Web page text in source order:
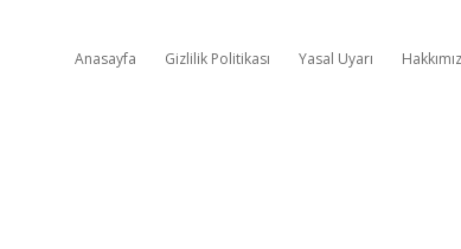
Anasayfa Gizlilik Politikası Yasal Uyarı